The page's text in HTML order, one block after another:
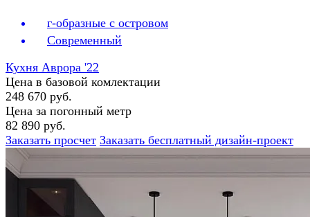
г-образные с островом
Современный
Кухня Аврора '22
Цена в базовой комлектации
248 670 руб.
Цена за погонный метр
82 890 руб.
Заказать просчет Заказать бесплатный дизайн-проект